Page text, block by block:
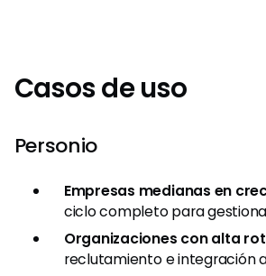
Casos de uso
Personio
Empresas medianas en
ciclo completo para
Organizaciones con alta
reclutamiento e integración